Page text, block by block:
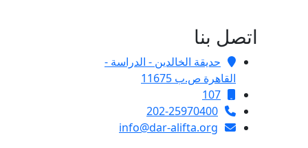
اتصل بنا
حديقة الخالدين - الدراسة -
القاهرة ص.ب 11675
107
202-25970400
info@dar-alifta.org